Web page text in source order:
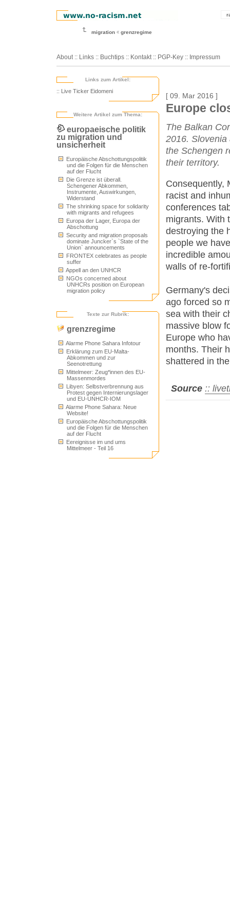
migration grenzregime
About :: Links :: Buchtips :: Kontakt :: PGP-Key :: Impressum
Links zum Artikel:
:: Live Ticker Eidomeni
Weitere Artikel zum Thema:
europaeische politik
zu migration und
unsicherheit
Europäische Abschottungspolitik
und die Folgen für die Menschen
auf der Flucht
Die Grenze ist überall.
Schengener Abkommen,
Instrumente, Auswirkungen,
Widerstand
The shrinking space for solidarity
with migrants and refugees
Europa der Lager, Europa der
Abschottung
Security and migration proposals
dominate Juncker`s `State of the
Union` announcements
FRONTEX celebrates as people
suffer
Appell an den UNHCR
NGOs concerned about
UNHCRs position on European
migration policy
Texte zur Rubrik:
grenzregime
Alarme Phone Sahara Infotour
Erklärung zum EU-Malta-
Abkommen und zur
Seenotrettung
Mittelmeer: Zeug*innen des EU-
Massenmordes
Libyen: Selbstverbrennung aus
Protest gegen Internierungslager
und EU-UNHCR-IOM
Alarme Phone Sahara: Neue
Website!
Europäische Abschottungspolitik
und die Folgen für die Menschen
auf der Flucht
Eereignisse im und ums
Mittelmeer - Teil 16
[ 09. Mar 2016 ]
Europe
The Balkan
2016. Slovenia
the Schengen
their territory.
Consequently,
racist and
conferences
migrants. With
destroying the
people we
incredible
walls of re-
Germany's
ago forced so
sea with their
massive blow
Europe who
months. Their
shattered in
Source ::